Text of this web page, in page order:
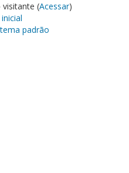
visitante (Acessar)
padrão